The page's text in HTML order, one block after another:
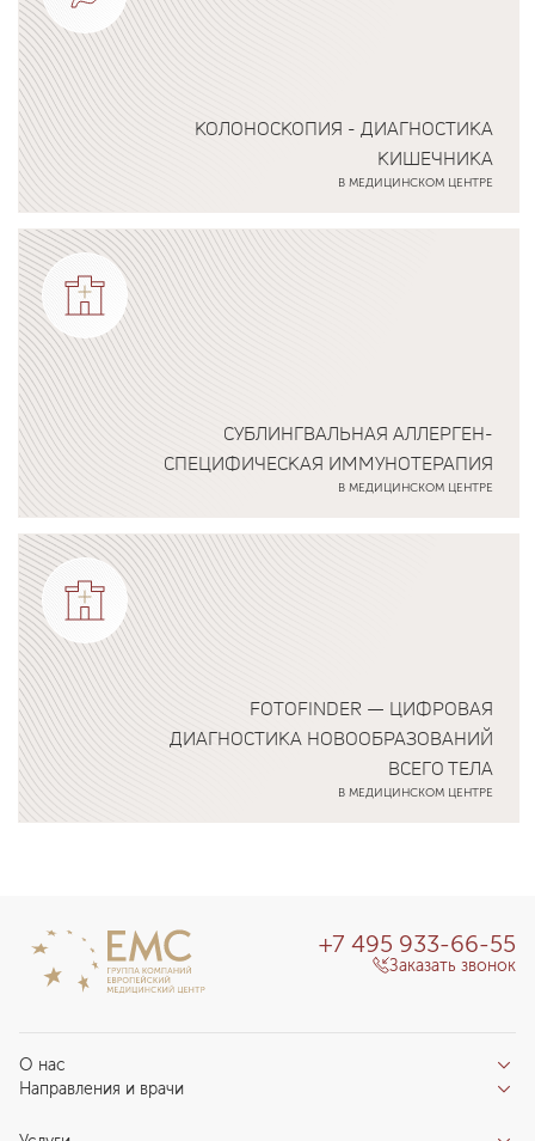
КОЛОНОСКОПИЯ - ДИАГНОСТИКА
КИШЕЧНИКА
В МЕДИЦИНСКОМ ЦЕНТРЕ
Подробнее о программе
СУБЛИНГВАЛЬНАЯ АЛЛЕРГЕН-
СПЕЦИФИЧЕСКАЯ ИММУНОТЕРАПИЯ
В МЕДИЦИНСКОМ ЦЕНТРЕ
Подробнее о программе
FOTOFINDER — ЦИФРОВАЯ
ДИАГНОСТИКА НОВООБРАЗОВАНИЙ
ВСЕГО ТЕЛА
В МЕДИЦИНСКОМ ЦЕНТРЕ
О нас
Отзывы пациентов
О клинике
Направления и врачи
+7 495 933-66-55
Заказать звонок